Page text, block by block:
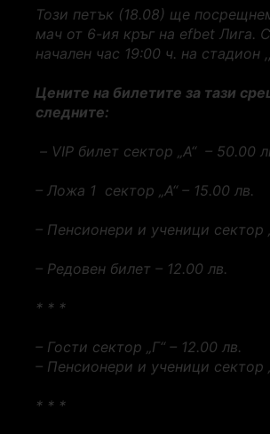
Този петък (18.08) ще
мач от 6-ия кръг на efbet Лига.
начален час 19:00 ч. на стадион
Цените на билетите за тази
следните:
– VIP билет сектор „А“ – 50.00
– Ложа 1 сектор „А“ – 15.00 лв.
– Пенсионери и ученици сектор
– Редовен билет – 12.00 лв.
* * *
– Гости сектор „Г“ – 12.00 лв.
– Пенсионери и ученици сектор
* * *